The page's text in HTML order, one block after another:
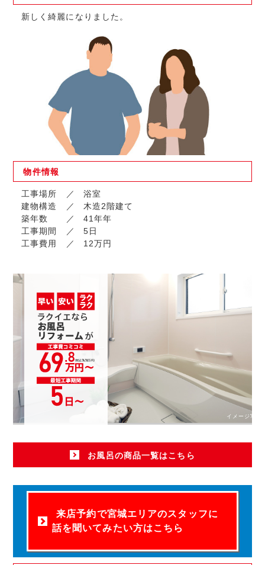
新しく綺麗になりました。
物件情報
工事場所
浴室
建物構造
木造2階建て
築年数
41年年
工事期間
5日
工事費用
12万円
イメージ写真
お風呂の商品一覧はこちら
来店予約で宮城エリアのスタッフに
話を聞いてみたい方はこちら